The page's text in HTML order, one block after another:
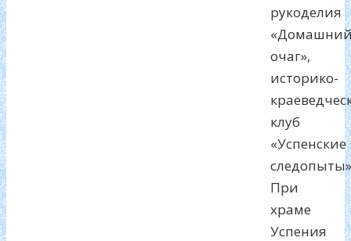
рукоделия
очаг»,
историко-
клуб
«Успенские
При
храме
Успения